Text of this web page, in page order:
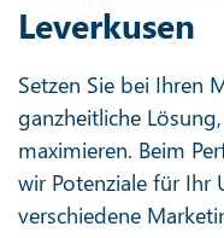
Leverkusen
Setzen Sie bei Ihren
ganzheitliche
maximieren. Beim
wir Potenziale für Ihr
verschiedene